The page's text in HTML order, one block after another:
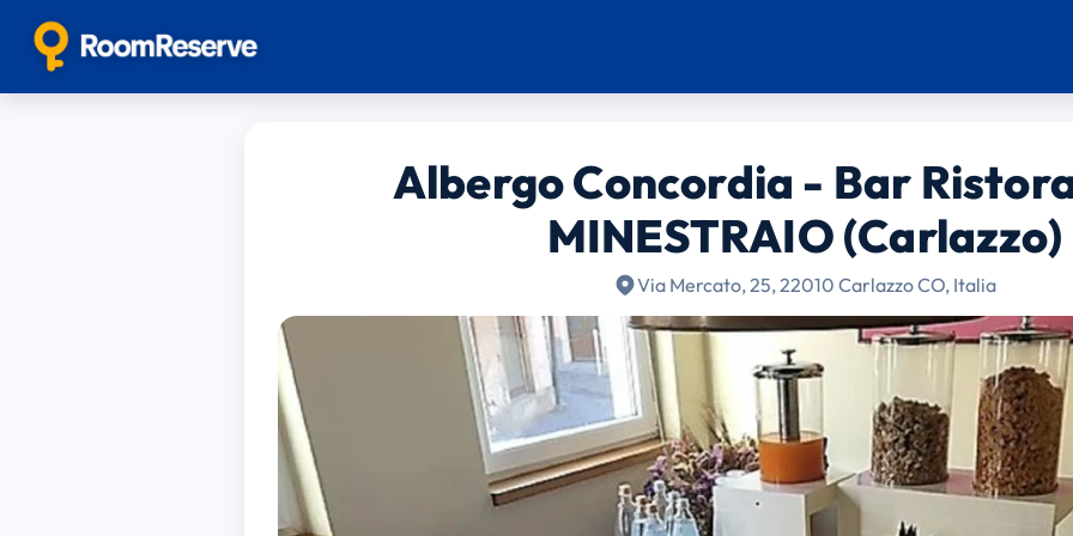
Albergo Concordia - Bar
MINESTRAIO (Carlazzo)
Via Mercato, 25, 22010 Carlazzo CO, Italia